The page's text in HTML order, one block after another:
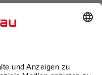
die wirtschaftliche
Abmessungen nicht von
sind.